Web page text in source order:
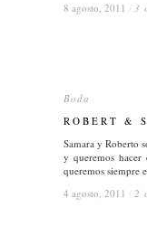
8 agosto, 2011 / 3
8 agosto, 2011 / 3
Boda
ROBERT &
Samara y Roberto
y queremos
queremos siempre
4 agosto, 2011 / 2
Boda
ROBERT &
4 agosto, 2011 / 2